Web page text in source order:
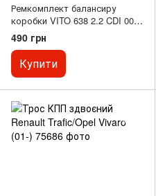
Ремкомплект балансиру
коробки VITO 638 2.2 CDI 000
265 12 50 TURKEY
490 грн
Купити